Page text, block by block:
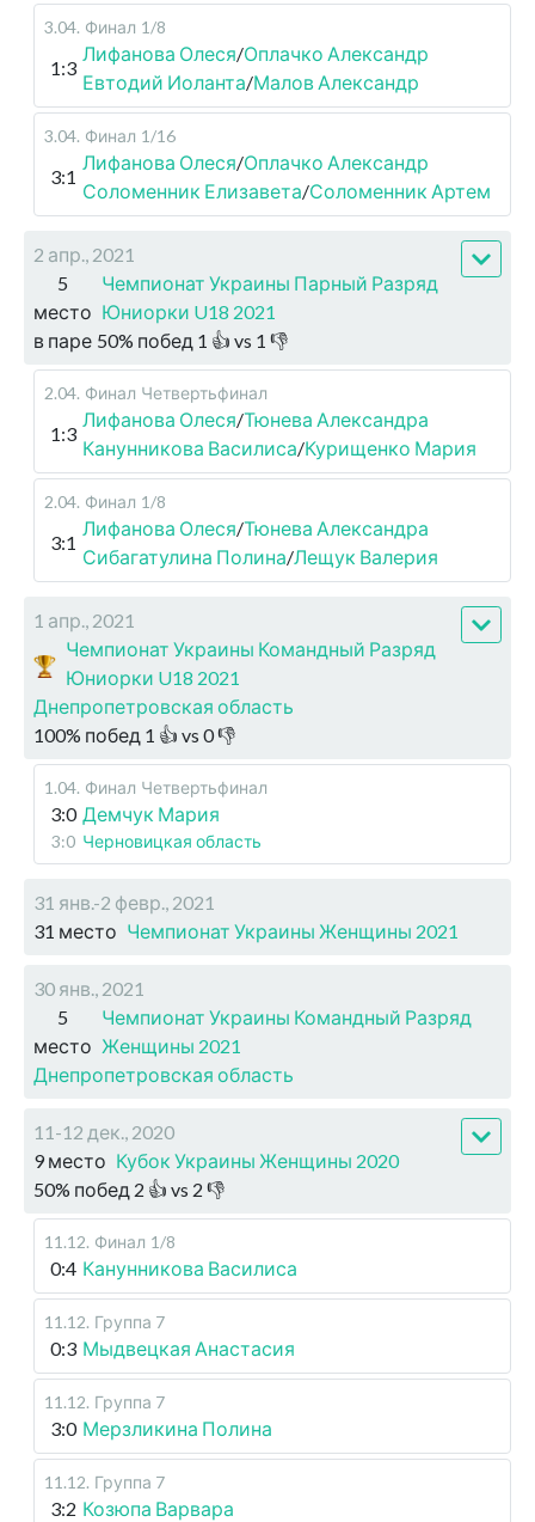
3.04. Финал 1/8
1:3
Лифанова Олеся/Оплачко Александр
Евтодий Иоланта/Малов Александр
3.04. Финал 1/16
3:1
Лифанова Олеся/Оплачко Александр
Соломенник Елизавета/Соломенник Артем
2 апр., 2021
5
место
Чемпионат Украины Парный Разряд
Юниорки U18 2021
в паре 50% побед 1 👍 vs 1 👎
2.04. Финал Четвертьфинал
1:3
Лифанова Олеся/Тюнева Александра
Канунникова Василиса/Курищенко Мария
2.04. Финал 1/8
3:1
Лифанова Олеся/Тюнева Александра
Сибагатулина Полина/Лещук Валерия
1 апр., 2021
Чемпионат Украины Командный Разряд
Юниорки U18 2021
Днепропетровская область
100% побед 1 👍 vs 0👎
1.04. Финал Четвертьфинал
3:0 Демчук Мария
3:0 Черновицкая область
31 янв.-2 февр., 2021
31 место Чемпионат Украины Женщины 2021
30 янв., 2021
5
место
Чемпионат Украины Командный Разряд
Женщины 2021
Днепропетровская область
11-12 дек., 2020
9 место Кубок Украины Женщины 2020
50% побед 2 👍 vs 2 👎
11.12. Финал 1/8
0:4 Канунникова Василиса
11.12. Группа 7
0:3 Мыдвецкая Анастасия
11.12. Группа 7
3:0 Мерзликина Полина
11.12. Группа 7
3:2 Козюпа Варвара